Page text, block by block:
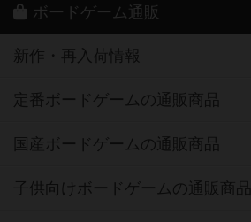
ボードゲーム通販
新作・再入荷情報
定番ボードゲームの通販商品
国産ボードゲームの通販商品
子供向けボードゲームの通販商品